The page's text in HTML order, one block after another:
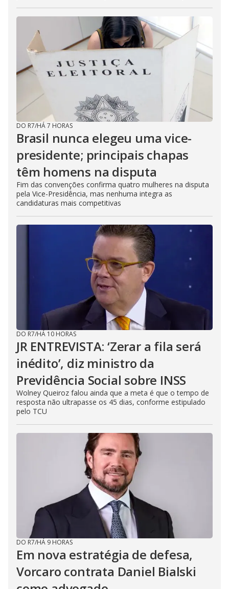
DO R7/HÁ 7 HORAS
Brasil nunca elegeu uma vice-
presidente; principais chapas
têm homens na disputa
Fim das convenções confirma quatro mulheres na disputa
pela Vice-Presidência, mas nenhuma integra as
candidaturas mais competitivas
DO R7/HÁ 10 HORAS
JR ENTREVISTA: ‘Zerar a fila será
inédito’, diz ministro da
Previdência Social sobre INSS
Wolney Queiroz falou ainda que a meta é que o tempo de
resposta não ultrapasse os 45 dias, conforme estipulado
pelo TCU
DO R7/HÁ 9 HORAS
Em nova estratégia de defesa,
Vorcaro contrata Daniel Bialski